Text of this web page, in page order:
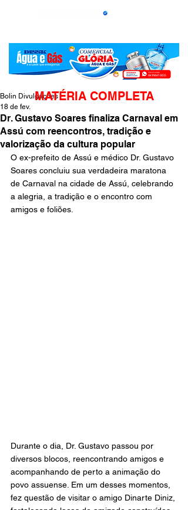
Dr. Gustavo Soares finaliza Carnaval em
Assú com reencontros, tradição e
valorização da cultura popular
Bolin Divulgações
18 de fev.
O ex-prefeito de Assú e médico Dr. Gustavo
Soares concluiu sua verdadeira maratona
de Carnaval na cidade de Assú, celebrando
a alegria, a tradição e o encontro com
amigos e foliões.
Durante o dia, Dr. Gustavo passou por
diversos blocos, reencontrando amigos e
acompanhando de perto a animação do
povo assuense. Em um desses momentos,
fez questão de visitar o amigo Dinarte Diniz,
MATÉRIA COMPLETA